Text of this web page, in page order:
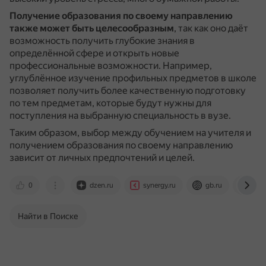
Получение образования по своему направлению
также может быть целесообразным, так как оно даёт
возможность получить глубокие знания в
определённой сфере и открыть новые
профессиональные возможности. Например,
углублённое изучение профильных предметов в школе
позволяет получить более качественную подготовку
по тем предметам, которые будут нужны для
поступления на выбранную специальность в вузе.
Таким образом, выбор между обучением на учителя и
получением образования по своему направлению
зависит от личных предпочтений и целей.
0 dzen.ru synergy.ru gb.ru
Найти в Поиске